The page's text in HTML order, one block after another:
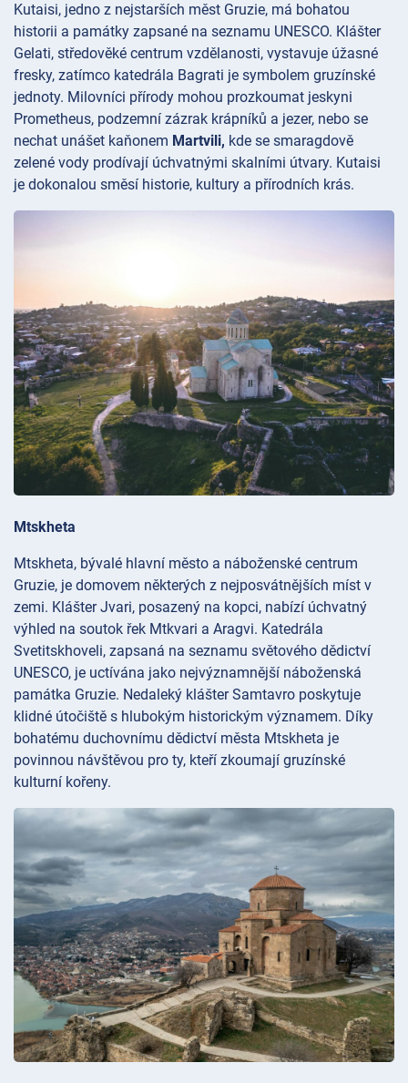
Kutaisi, jedno z nejstarších měst Gruzie, má bohatou
historii a památky zapsané na seznamu UNESCO. Klášter
Gelati, středověké centrum vzdělanosti, vystavuje úžasné
fresky, zatímco katedrála Bagrati je symbolem gruzínské
jednoty. Milovníci přírody mohou prozkoumat jeskyni
Prometheus, podzemní zázrak krápníků a jezer, nebo se
nechat unášet kaňonem Martvili, kde se smaragdově
zelené vody prodívají úchvatnými skalními útvary. Kutaisi
je dokonalou směsí historie, kultury a přírodních krás.
Mtskheta
Mtskheta, bývalé hlavní město a náboženské centrum
Gruzie, je domovem některých z nejposvátnějších míst v
zemi. Klášter Jvari, posazený na kopci, nabízí úchvatný
výhled na soutok řek Mtkvari a Aragvi. Katedrála
Svetitskhoveli, zapsaná na seznamu světového dědictví
UNESCO, je uctívána jako nejvýznamnější náboženská
památka Gruzie. Nedaleký klášter Samtavro poskytuje
klidné útočiště s hlubokým historickým významem. Díky
bohatému duchovnímu dědictví města Mtskheta je
povinnou návštěvou pro ty, kteří zkoumají gruzínské
kulturní kořeny.